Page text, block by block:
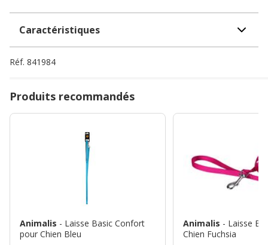
Caractéristiques
Réf. 841984
Produits recommandés
Animalis - Laisse Basic Confort
pour Chien Bleu
Animalis - Laisse
Chien Fuchsia